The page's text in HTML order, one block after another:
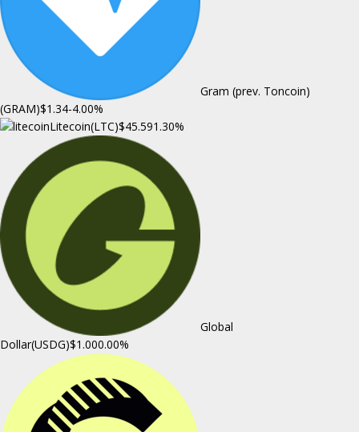
Gram (prev. Toncoin)
(GRAM)$1.34-4.00%
Litecoin(LTC)$45.591.30%
Global
Dollar(USDG)$1.000.00%